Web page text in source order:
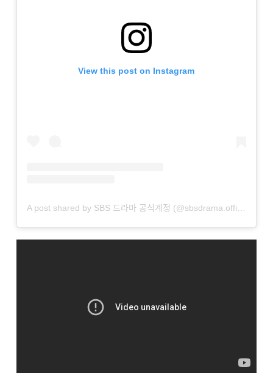
View this post on Instagram